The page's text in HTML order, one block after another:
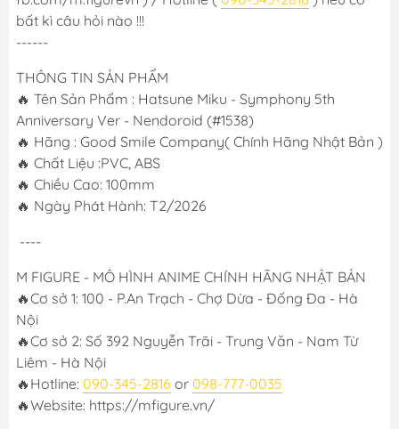
bất kì câu hỏi nào !!!
------
THÔNG TIN SẢN PHẨM
🔥 Tên Sản Phẩm : Hatsune Miku - Symphony 5th
Anniversary Ver - Nendoroid (#1538)
🔥 Hãng : Good Smile Company( Chính Hãng Nhật Bản )
🔥 Chất Liệu :PVC, ABS
🔥 Chiều Cao: 100mm
🔥 Ngày Phát Hành: T2/2026
----
M FIGURE - MÔ HÌNH ANIME CHÍNH HÃNG NHẬT BẢN
🔥Cơ sở 1: 100 - P.An Trạch - Chợ Dừa - Đống Đa - Hà
Nội
🔥Cơ sở 2: Số 392 Nguyễn Trãi - Trung Văn - Nam Từ
Liêm - Hà Nội
🔥Hotline: 090-345-2816 or 098-777-0035
🔥Website: https://mfigure.vn/